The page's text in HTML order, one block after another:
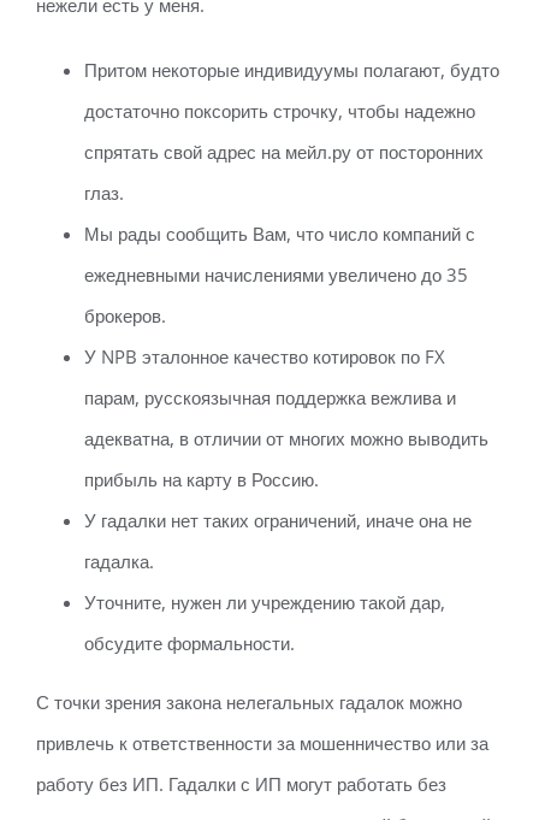
нежели есть у меня.
Притом некоторые индивидуумы полагают, будто
достаточно поксорить строчку, чтобы надежно
спрятать свой адрес на мейл.ру от посторонних
глаз.
Мы рады сообщить Вам, что число компаний с
ежедневными начислениями увеличено до 35
брокеров.
У NPB эталонное качество котировок по FX
парам, русскоязычная поддержка вежлива и
адекватна, в отличии от многих можно выводить
прибыль на карту в Россию.
У гадалки нет таких ограничений, иначе она не
гадалка.
Уточните, нужен ли учреждению такой дар,
обсудите формальности.
С точки зрения закона нелегальных гадалок можно
привлечь к ответственности за мошенничество или за
работу без ИП. Гадалки с ИП могут работать без